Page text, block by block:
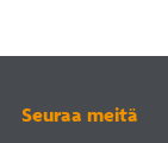
Seuraa meitä